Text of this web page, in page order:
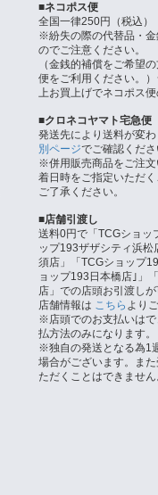
■ネコポス便
全国一律250円（税込）
※紛失の際の代替品・
のでご注意ください。
（金銭的補償をご希望
便をご利用ください。
上お買上げでネコポス
■クロネコヤマト宅急便
発送先により送料が変
別ページでご確認くだ
※併用販売商品をご注
着日時をご指定いただ
ご了承ください。
■店舗引渡し
送料0円で「TCGショッ
ップ193ザザシティ浜
須店」「TCGショップ
ョップ193日本橋店｣」
店」での店頭お引渡し
店舗情報は こちら より
※店頭でのお支払いは
払方法のみになります。
※独自の発送となる為1
場合がございます。ま
ただくことはできませ